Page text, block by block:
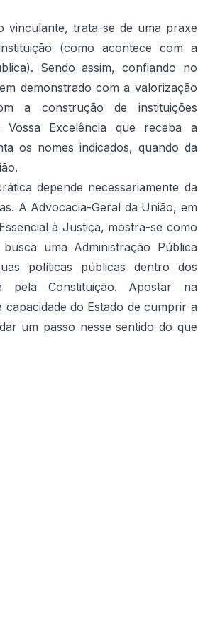
vinculante, trata-se de uma praxe
(como acontece com a
Sendo assim, confiando no
demonstrado com a valorização
a construção de instituições
Vossa Excelência que receba a
os nomes indicados, quando da
depende necessariamente da
A Advocacia-Geral da União, em
à Justiça, mostra-se como
uma Administração Pública
políticas públicas dentro dos
pela Constituição. Apostar na
do Estado de cumprir a
um passo nesse sentido do que